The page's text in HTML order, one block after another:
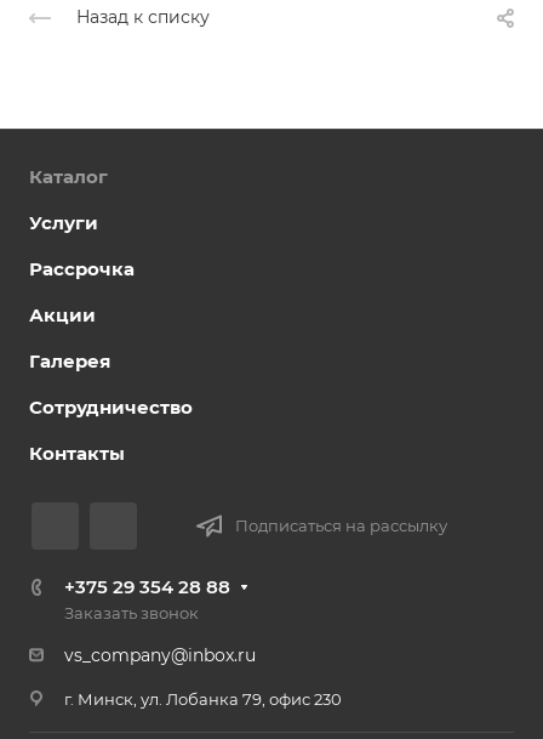
Назад к списку
Каталог
Услуги
Рассрочка
Акции
Галерея
Сотрудничество
Контакты
Подписаться на рассылку
+375 29 354 28 88
Заказать звонок
vs_company@inbox.ru
г. Минск, ул. Лобанка 79, офис 230